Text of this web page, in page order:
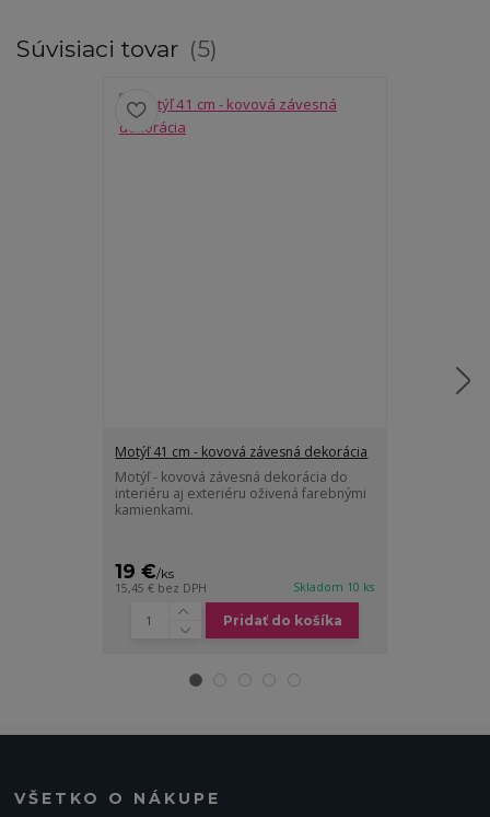
Súvisiaci tovar 5
Motýľ 41 cm - kovová závesná dekorácia
Motýľ - kovová závesná dekorácia do
interiéru aj exteriéru oživená farebnými
kamienkami.
19 €/ks
15,45 € bez DPH Skladom 10 ks
Pridať do košíka
VŠETKO O NÁKUPE